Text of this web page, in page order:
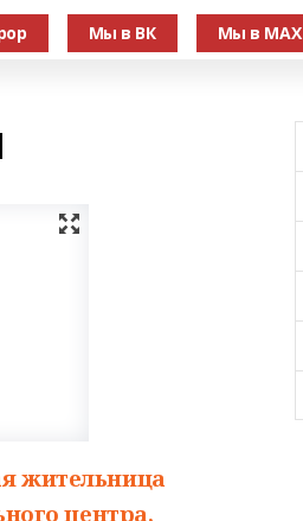
Мы в ВК Мы в МАХ
жительница
центра,